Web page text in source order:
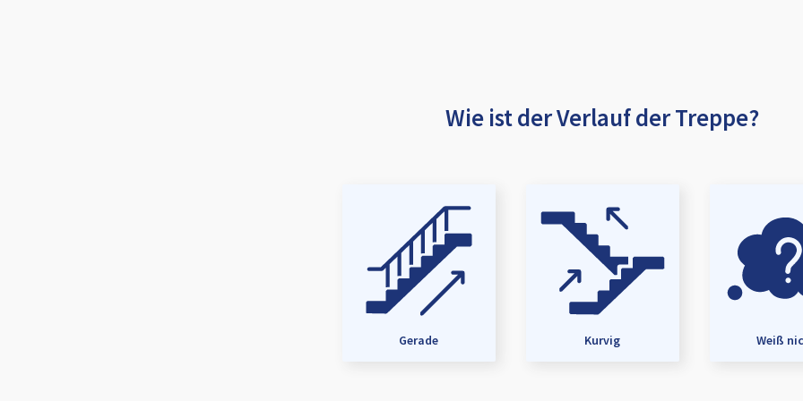
Wie ist der Verlauf der Treppe?
Gerade Kurvig Weiß